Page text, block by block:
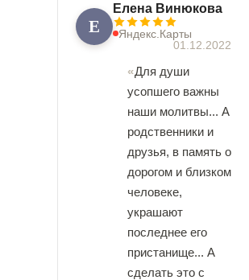
Е
Елена Винюкова
Яндекс.Карты
01.12.2022
Для души
усопшего важны
наши молитвы... А
родственники и
друзья, в память о
дорогом и близком
человеке,
украшают
последнее его
пристанище... А
сделать это с